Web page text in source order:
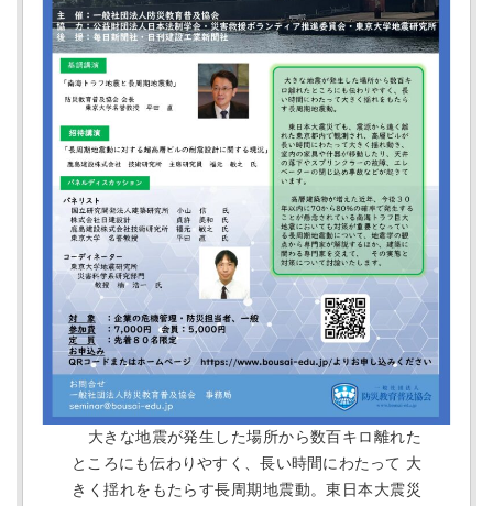
大きな地震が発生した場所から数百キロ離れた
ところにも伝わりやすく、長い時間にわたって 大
きく揺れをもたらす長周期地震動。東日本大震災